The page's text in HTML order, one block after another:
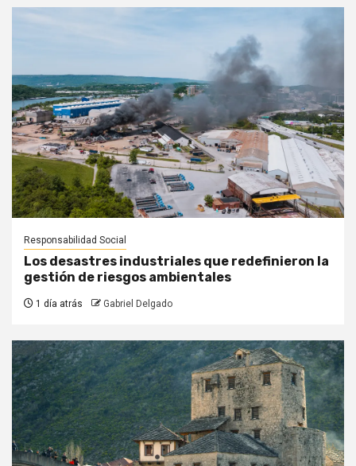
Responsabilidad Social
Los desastres industriales que redefinieron la
gestión de riesgos ambientales
1 día atrás Gabriel Delgado